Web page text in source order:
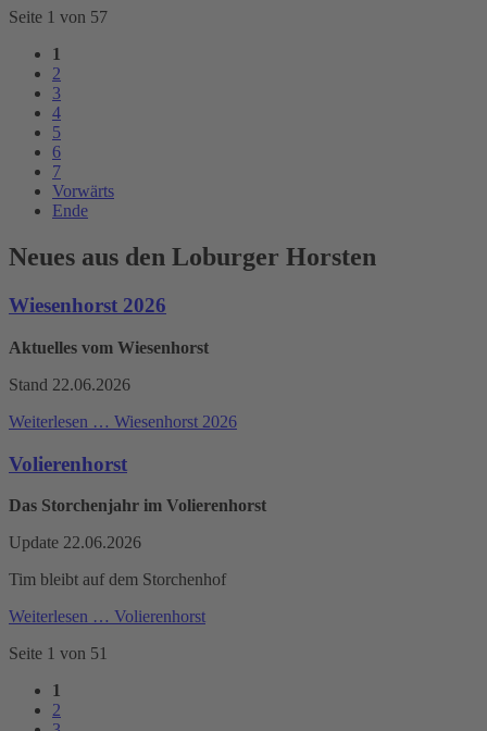
Seite 1 von 57
1
2
3
4
5
6
7
Vorwärts
Ende
Neues aus den Loburger Horsten
Wiesenhorst 2026
Aktuelles vom Wiesenhorst
Stand 22.06.2026
Weiterlesen … Wiesenhorst 2026
Volierenhorst
Das Storchenjahr im Volierenhorst
Update 22.06.2026
Tim bleibt auf dem Storchenhof
Weiterlesen … Volierenhorst
Seite 1 von 51
1
2